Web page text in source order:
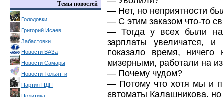
Темы новостей
Голодовки
Григорий Исаев
Забастовки
Новости ВАЗа
Новости Самары
Новости Тольятти
Партия ПДП
Политика
— Нет, но неприятности
— С этим заказом что-то
— Тогда у всех были
зарплаты увеличатся,
показало время, ничего
мизерными, работали на
— Почему чудом?
— Потому что хотя мы и
автоматы Калашникова, но